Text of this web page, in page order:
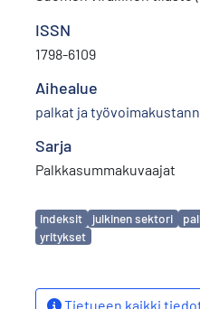
ISSN
1798-6109
Aihealue
palkat ja
Sarja
Palkkasummakuvaajat
Avainsanat
indeksit julkinen sektori
yritykset
Tietueen kaikki